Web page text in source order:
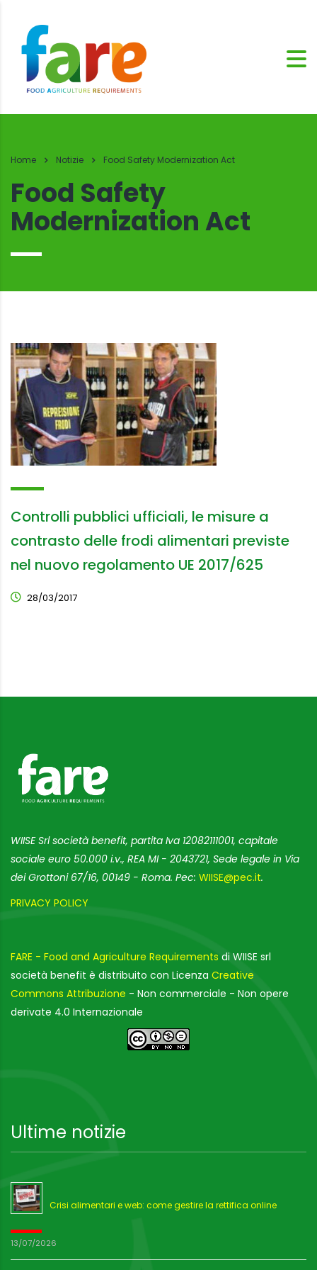
Home Notizie Food Safety Modernization Act
Food Safety
Modernization Act
Controlli pubblici ufficiali, le misure a
contrasto delle frodi alimentari previste
nel nuovo regolamento UE 2017/625
28/03/2017
WIISE Srl società benefit, partita Iva 12082111001, capitale
sociale euro 50.000 i.v., REA MI - 2043721, Sede legale in Via
dei Grottoni 67/16, 00149 - Roma. Pec: WIISE@pec.it.
PRIVACY POLICY
FARE - Food and Agriculture Requirements di WIISE srl
società benefit è distribuito con Licenza Creative
Commons Attribuzione - Non commerciale - Non opere
derivate 4.0 Internazionale
Ultime notizie
Crisi alimentari e web: come gestire la rettifica online
13/07/2026